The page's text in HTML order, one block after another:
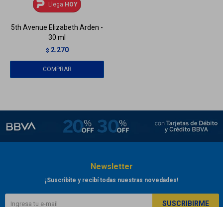
Llega HOY
5th Avenue Elizabeth Arden -
30 ml
$ 2.270
Newsletter
¡Suscribite y recibí todas nuestras novedades!
SUSCRIBIRME